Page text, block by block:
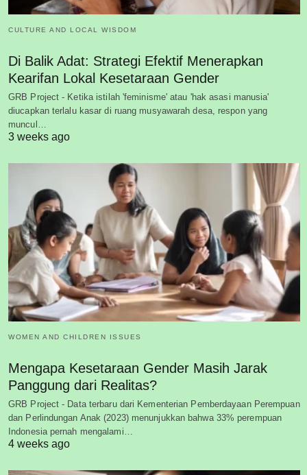
CULTURE AND LOCAL WISDOM
Di Balik Adat: Strategi Efektif Menerapkan
Kearifan Lokal Kesetaraan Gender
GRB Project - Ketika istilah 'feminisme' atau 'hak asasi manusia'
diucapkan terlalu kasar di ruang musyawarah desa, respon yang
muncul…
3 weeks ago
WOMEN AND CHILDREN ISSUES
Mengapa Kesetaraan Gender Masih Jarak
Panggung dari Realitas?
GRB Project - Data terbaru dari Kementerian Pemberdayaan Perempuan
dan Perlindungan Anak (2023) menunjukkan bahwa 33% perempuan
Indonesia pernah mengalami…
4 weeks ago